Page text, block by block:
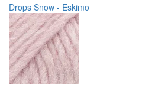
Drops Snow - Eskimo